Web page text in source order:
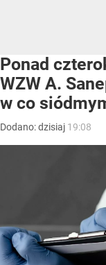
Ponad
WZW A.
w co
Dodano:dzisiaj 19:08